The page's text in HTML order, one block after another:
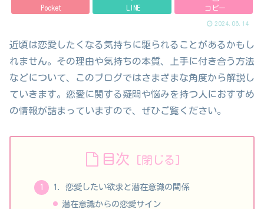
Pocket LINE コピー
2024.06.14
近頃は恋愛したくなる気持ちに駆られることがあるかもし
れません。その理由や気持ちの本質、上手に付き合う方法
などについて、このブログではさまざまな角度から解説し
ていきます。恋愛に関する疑問や悩みを持つ人におすすめ
の情報が詰まっていますので、ぜひご覧ください。
目次
1. 恋愛したい欲求と潜在意識の関係
潜在意識からの恋愛サイン